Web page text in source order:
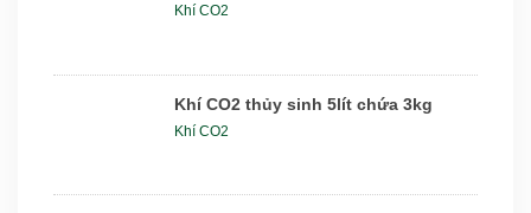
Khí CO2
Khí CO2 thủy sinh 5lít chứa 3kg
Khí CO2